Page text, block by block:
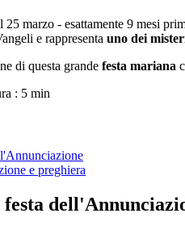
marzo - esattamente 9 mesi
e rappresenta uno dei
di questa grande festa mariana
: 5 min
e preghiera
festa